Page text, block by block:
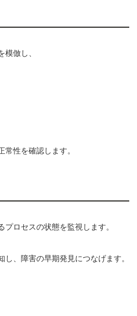
倣し、
性を確認します。
ロセスの状態を監視します。
し、障害の早期発見につなげます。